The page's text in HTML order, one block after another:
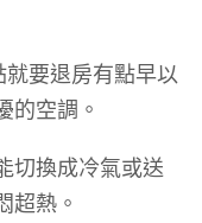
要退房有點早以
的空調。
切換成冷氣或送
超熱。